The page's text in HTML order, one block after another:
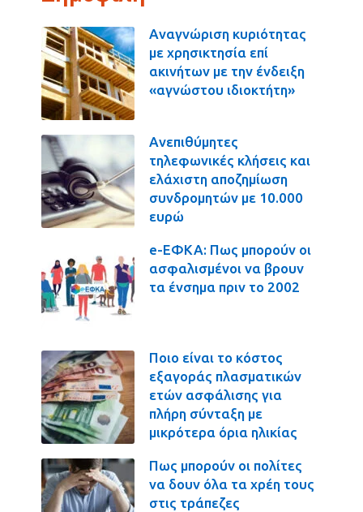
Αναγνώριση κυριότητας
με χρησικτησία επί
ακινήτων με την ένδειξη
«αγνώστου ιδιοκτήτη»
Ανεπιθύμητες
τηλεφωνικές κλήσεις και
ελάχιστη αποζημίωση
συνδρομητών με 10.000
ευρώ
e-ΕΦΚΑ: Πως μπορούν οι
ασφαλισμένοι να βρουν
τα ένσημα πριν το 2002
Ποιο είναι το κόστος
εξαγοράς πλασματικών
ετών ασφάλισης για
πλήρη σύνταξη με
μικρότερα όρια ηλικίας
Πως μπορούν οι πολίτες
να δουν όλα τα χρέη τους
στις τράπεζες